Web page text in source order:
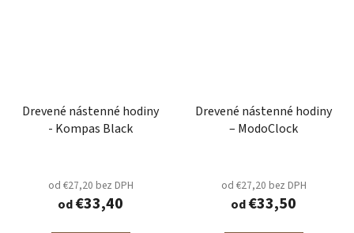
Drevené nástenné hodiny
- Kompas Black
od €27,20 bez DPH
od€33,40
Drevené nástenné hodiny
– ModoClock
od €27,20 bez DPH
od€33,50